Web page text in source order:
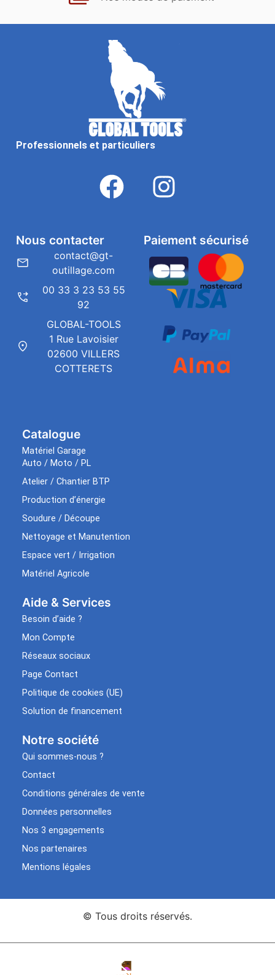
Professionnels et particuliers
Catalogue
Matériel Garage
Auto / Moto / PL
Atelier / Chantier BTP
Production d’énergie
Soudure / Découpe
Nettoyage et Manutention
Espace vert / Irrigation
Matériel Agricole
Aide & Services​
Besoin d’aide ?
Mon Compte
Réseaux sociaux
Page Contact
Politique de cookies (UE)
Solution de financement
Notre société
Qui sommes-nous ?
Contact
Conditions générales de vente
Données personnelles
Nos 3 engagements
Nos partenaires
Mentions légales
Paiement sécurisé
Nous contacter
contact@gt-
outillage.com
00 33 3 23 53 55
92
GLOBAL-TOOLS
1 Rue Lavoisier
02600 VILLERS
COTTERETS
© Tous droits réservés.